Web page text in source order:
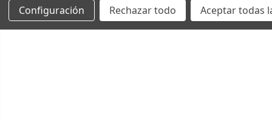
Configuración Rechazar todo Aceptar todas